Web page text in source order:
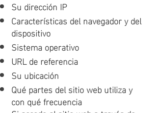
Su dirección IP
Características del navegador y del
dispositivo
Sistema operativo
URL de referencia
Su ubicación
Qué partes del sitio web utiliza y
con qué frecuencia